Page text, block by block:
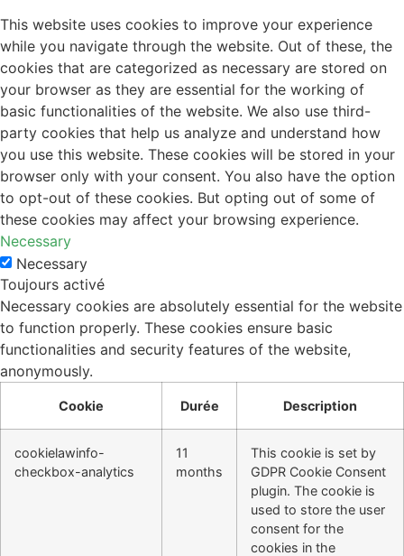
This website uses cookies to improve your experience
while you navigate through the website. Out of these, the
cookies that are categorized as necessary are stored on
your browser as they are essential for the working of
basic functionalities of the website. We also use third-
party cookies that help us analyze and understand how
you use this website. These cookies will be stored in your
browser only with your consent. You also have the option
to opt-out of these cookies. But opting out of some of
these cookies may affect your browsing experience.
Necessary
Necessary
Toujours activé
Necessary cookies are absolutely essential for the website
to function properly. These cookies ensure basic
functionalities and security features of the website,
anonymously.
Cookie Durée Description
cookielawinfo-
checkbox-analytics
11
months
This cookie is set by
GDPR Cookie Consent
plugin. The cookie is
used to store the user
consent for the
cookies in the